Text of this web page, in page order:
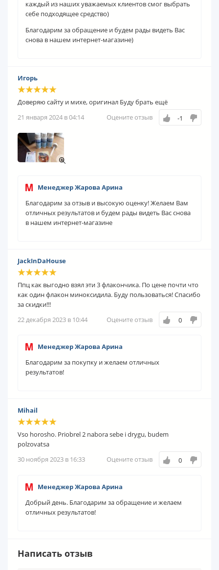
каждый из наших уважаемых клиентов смог выбрать
себе подходящее средство)
Благодарим за обращение и будем рады видеть Вас
снова в нашем интернет-магазине)
Игорь
Доверяю сайту и михе, оригинал Буду брать ещё
21 января 2024 в 04:14
Оцените отзыв -1
Менеджер Жарова Арина
Благодарим за отзыв и высокую оценку! Желаем Вам
отличных результатов и будем рады видеть Вас снова
в нашем интернет-магазине
JackInDaHouse
Ппц как выгодно взял эти 3 флакончика. По цене почти что
как один флакон миноксидила. Буду пользоваться! Спасибо
за скидки!!!
22 декабря 2023 в 10:44
Оцените отзыв 0
Менеджер Жарова Арина
Благодарим за покупку и желаем отличных
результатов!
Mihail
Vso horosho. Priobrel 2 nabora sebe i drygu, budem
polzovatsa
30 ноября 2023 в 16:33
Оцените отзыв 0
Менеджер Жарова Арина
Добрый день. Благодарим за обращение и желаем
отличных результатов!
Написать отзыв